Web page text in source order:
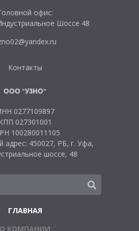
офис:
Шоссе 48
Контакты
ООО "УЗНО"
0277109897
КПП 027301001
100280011105
адрес: 450027, РБ, г. Уфа,
шоссе, 48
ГЛАВНАЯ
О КОМПАНИИ